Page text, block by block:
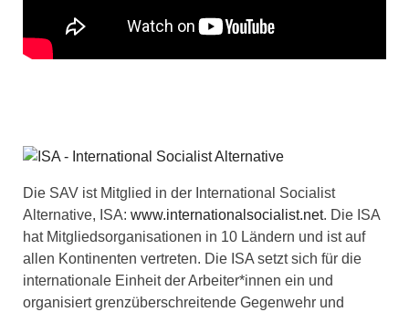
Die SAV ist Mitglied in der International Socialist
Alternative, ISA: www.internationalsocialist.net. Die ISA
hat Mitgliedsorganisationen in 10 Ländern und ist auf
allen Kontinenten vertreten. Die ISA setzt sich für die
internationale Einheit der Arbeiter*innen ein und
organisiert grenzüberschreitende Gegenwehr und